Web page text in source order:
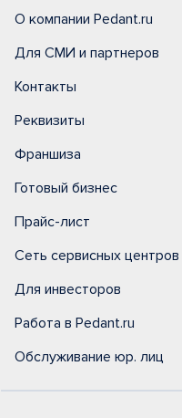
О компании Pedant.ru
Для СМИ и партнеров
Контакты
Реквизиты
Франшиза
Готовый бизнес
Прайс-лист
Сеть сервисных
Для инвесторов
Работа в Pedant.ru
Обслуживание юр. лиц